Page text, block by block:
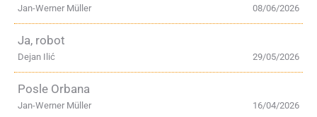
08/06/2026
Jan-Werner Müller
Ja, robot
29/05/2026
Dejan Ilić
Posle Orbana
16/04/2026
Jan-Werner Müller